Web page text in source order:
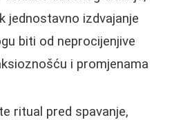
jednostavno izdvajanje
biti od neprocijenjive
i promjenama
ritual pred spavanje,